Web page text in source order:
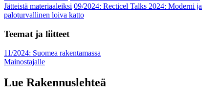
Jätteistä materiaaleiksi 09/2024: Recticel Talks 2024: Moderni ja
paloturvallinen loiva katto
Teemat ja liitteet
11/2024: Suomea rakentamassa
Mainostajalle
Lue Rakennuslehteä